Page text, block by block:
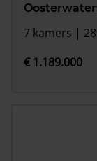
7 kamers |
€ 1.189.000